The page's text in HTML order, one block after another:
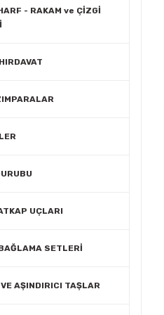
- RAKAM ve ÇİZGİ
UÇLARI
SETLERİ
AŞINDIRICI TAŞLAR